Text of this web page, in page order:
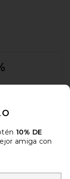
10% DE
amiga con